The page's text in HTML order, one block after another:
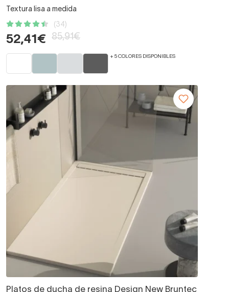
Textura lisa a medida
(34)
52,41€ 85,91€
+ 5 COLORES DISPONIBLES
Platos de ducha de resina Design New Bruntec